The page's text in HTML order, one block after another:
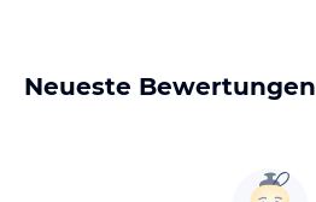
Neueste Bewertungen